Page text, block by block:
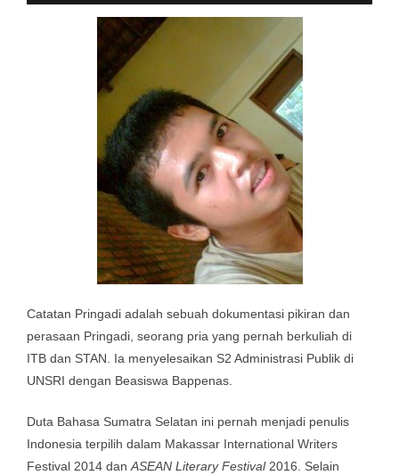
Catatan Pringadi adalah sebuah dokumentasi pikiran dan
perasaan Pringadi, seorang pria yang pernah berkuliah di
ITB dan STAN. Ia menyelesaikan S2 Administrasi Publik di
UNSRI dengan Beasiswa Bappenas.
Duta Bahasa Sumatra Selatan ini pernah menjadi penulis
Indonesia terpilih dalam Makassar International Writers
Festival 2014 danASEAN Literary Festival2016. Selain